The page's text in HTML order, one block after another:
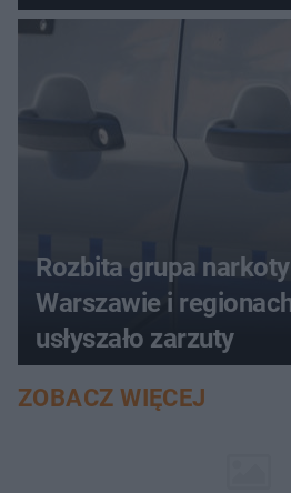
Rozbita grupa
Warszawie i
usłyszało zarzuty
ZOBACZ WIĘCEJ